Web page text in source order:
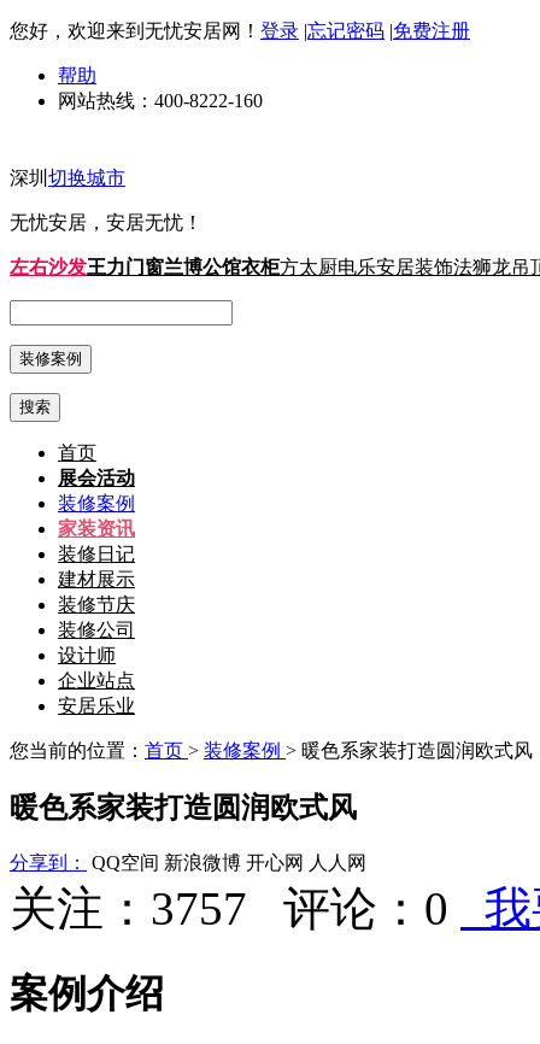
您好，欢迎来到无忧安居网！ 登录 |忘记密码 |免费注册
帮助
网站热线： 400-8222-160
深圳 切换城市
无忧安居，安居无忧！
左右沙发王力门窗兰博公馆衣柜方太厨电乐安居装饰法狮龙吊
搜索
首页
展会活动
装修案例
家装资讯
装修日记
建材展示
装修节庆
装修公司
设计师
企业站点
安居乐业
您当前的位置： 首页 > 装修案例 > 暖色系家装打造圆润欧式风
暖色系家装打造圆润欧式风
分享到： QQ空间 新浪微博 开心网 人人网
关注：3757 评论： 0
案例介绍